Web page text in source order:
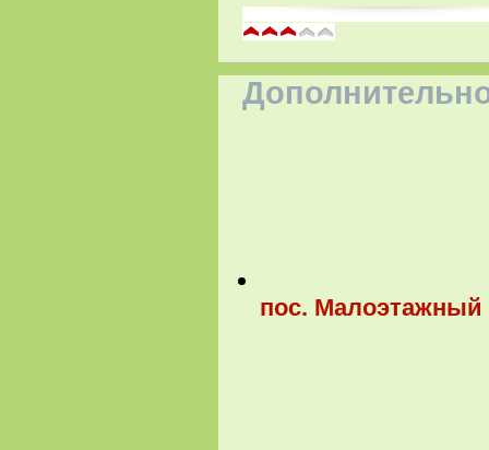
пос. Малоэтажный